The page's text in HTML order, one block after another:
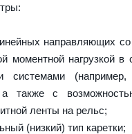
направляющих со
моментной нагрузкой в
системами
также с
ленты на рельс;
(низкий) тип каретки;